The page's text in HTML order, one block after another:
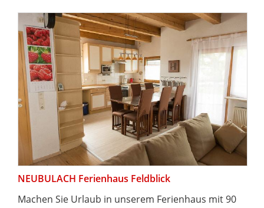
NEUBULACH Ferienhaus Feldblick
Machen Sie Urlaub in unserem Ferienhaus mit 90